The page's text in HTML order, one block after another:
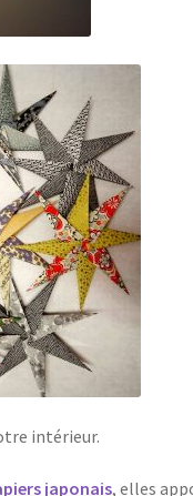
intérieur.
japonais, elles